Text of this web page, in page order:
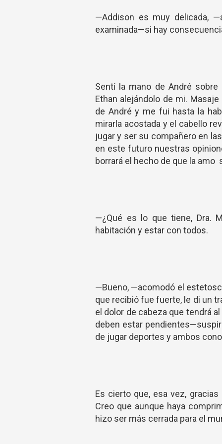
—Addison es muy delicada,
examinada—si hay
Sentí la mano de André
Ethan alejándolo de mi.
de André y me fui hasta la
mirarla acostada y el cabello
jugar y ser su compañero en
en este futuro nuestras
borrará el hecho de que la
—¿Qué es lo que tiene, Dra.
habitación y estar con todos.
—Bueno, —acomodó el
que recibió fue fuerte, le di un
el dolor de cabeza que tendrá
deben estar
de jugar deportes y ambos
Es cierto que, esa vez,
Creo que aunque haya
hizo ser más cerrada para el